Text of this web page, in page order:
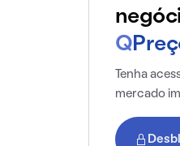
Q
Tenha
mercado